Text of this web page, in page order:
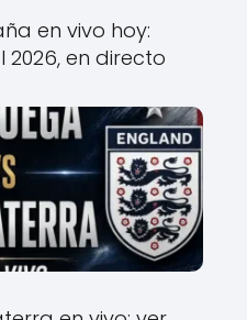
en vivo hoy:
2026, en directo